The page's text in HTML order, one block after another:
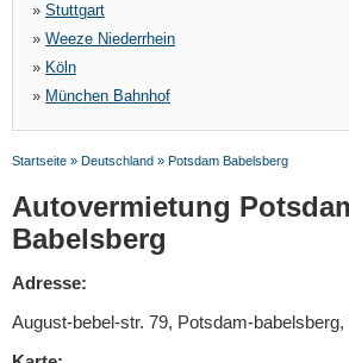
» Stuttgart
» Weeze Niederrhein
» Köln
» München Bahnhof
Startseite » Deutschland » Potsdam Babelsberg
Autovermietung
Babelsberg
Adresse:
August-bebel-str. 79, Potsdam-babelsberg,